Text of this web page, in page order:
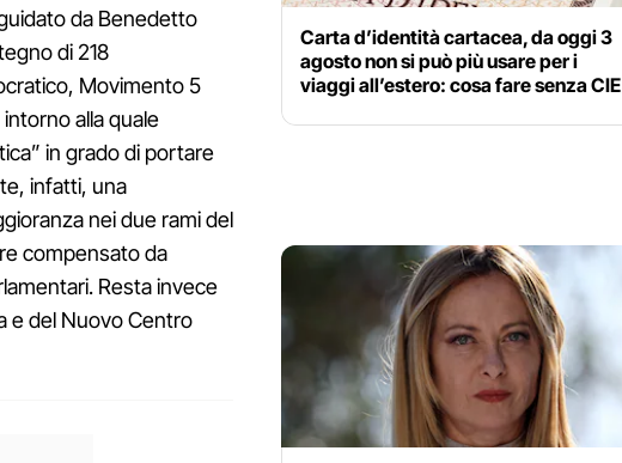
da Benedetto
di 218
Movimento 5
alla quale
in grado di portare
infatti, una
nei due rami del
compensato da
Resta invece
e del Nuovo Centro
Carta d’identità cartacea, da oggi 3
agosto non si può più usare per i
viaggi all’estero: cosa fare senza CIE